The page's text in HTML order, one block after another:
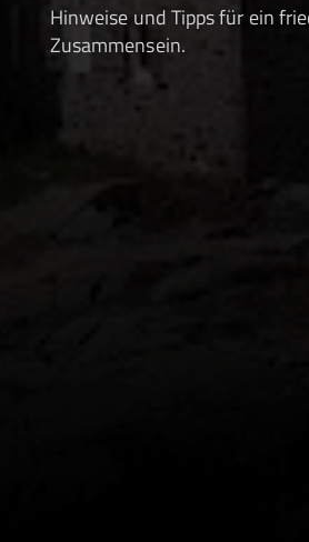
Hinweise und Tipps für ein
Zusammensein.